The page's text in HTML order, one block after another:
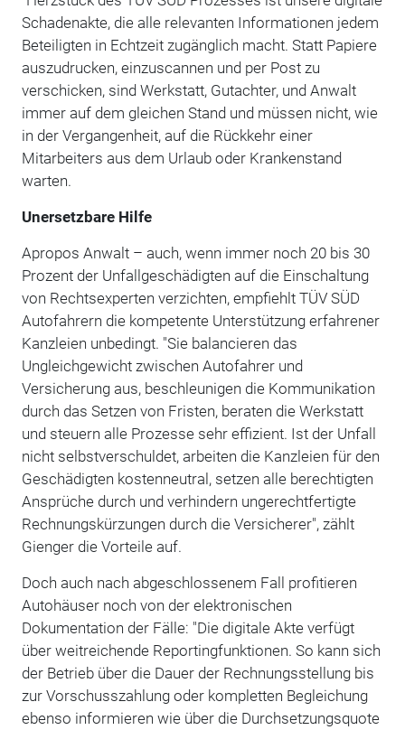
Schadenakte, die alle relevanten Informationen jedem
Beteiligten in Echtzeit zugänglich macht. Statt Papiere
auszudrucken, einzuscannen und per Post zu
verschicken, sind Werkstatt, Gutachter, und Anwalt
immer auf dem gleichen Stand und müssen nicht, wie
in der Vergangenheit, auf die Rückkehr einer
Mitarbeiters aus dem Urlaub oder Krankenstand
warten.
Unersetzbare Hilfe
Apropos Anwalt – auch, wenn immer noch 20 bis 30
Prozent der Unfallgeschädigten auf die Einschaltung
von Rechtsexperten verzichten, empfiehlt TÜV SÜD
Autofahrern die kompetente Unterstützung erfahrener
Kanzleien unbedingt. "Sie balancieren das
Ungleichgewicht zwischen Autofahrer und
Versicherung aus, beschleunigen die Kommunikation
durch das Setzen von Fristen, beraten die Werkstatt
und steuern alle Prozesse sehr effizient. Ist der Unfall
nicht selbstverschuldet, arbeiten die Kanzleien für den
Geschädigten kostenneutral, setzen alle berechtigten
Ansprüche durch und verhindern ungerechtfertigte
Rechnungskürzungen durch die Versicherer", zählt
Gienger die Vorteile auf.
Doch auch nach abgeschlossenem Fall profitieren
Autohäuser noch von der elektronischen
Dokumentation der Fälle: "Die digitale Akte verfügt
über weitreichende Reportingfunktionen. So kann sich
der Betrieb über die Dauer der Rechnungsstellung bis
zur Vorschusszahlung oder kompletten Begleichung
ebenso informieren wie über die Durchsetzungsquote